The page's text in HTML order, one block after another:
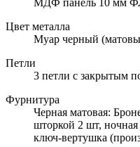
Цвет металла
Муар черный
Петли
3 петли с закрытым
Фурнитура
Черная матовая:
шторкой 2 шт, ночная
ключ-вертушка